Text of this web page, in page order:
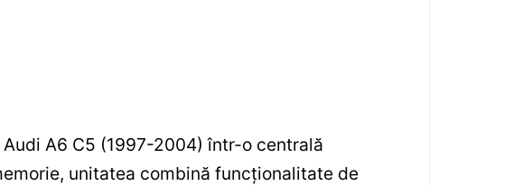
A6 C5 (1997-2004) într-o centrală
unitatea combină funcționalitate de